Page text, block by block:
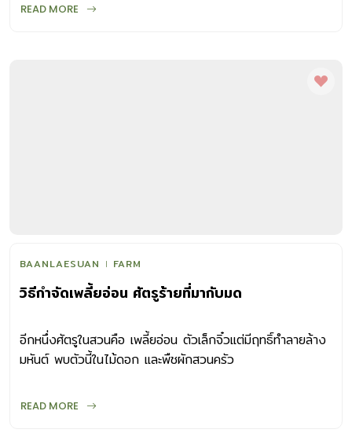
READ MORE
BAANLAESUAN FARM
วิธีกำจัดเพลี้ยอ่อน ศัตรูร้ายที่มากับมด
อีกหนึ่งศัตรูในสวนคือ เพลี้ยอ่อน ตัวเล็กจิ๋วแต่มีฤทธิ์ทำลายล้าง
มหันต์ พบตัวนี้ในไม้ดอก และพืชผักสวนครัว
READ MORE